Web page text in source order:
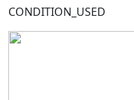
CONDITION_USED
Obrázek